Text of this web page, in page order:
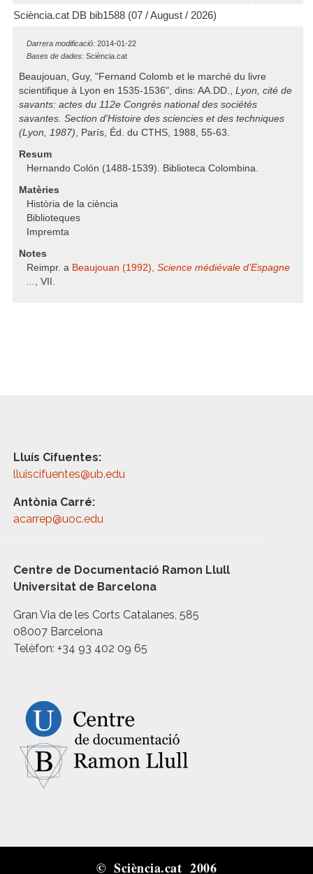
Sciència.cat DB bib1588 (07 / August / 2026)
Darrera modificació: 2014-01-22
Bases de dades: Sciència.cat
Beaujouan, Guy, "Fernand Colomb et le marché du livre
scientifique à Lyon en 1535-1536", dins: AA.DD., Lyon, cité de
savants: actes du 112e Congrès national des sociétés
savantes. Section d'Histoire des sciencies et des techniques
(Lyon, 1987), París, Éd. du CTHS, 1988, 55-63.
Resum
Hernando Colón (1488-1539). Biblioteca Colombina.
Matèries
Història de la ciència
Biblioteques
Impremta
Notes
Reimpr. a Beaujouan (1992), Science médiévale d’Espagne
... , VII.
Lluís Cifuentes:
lluiscifuentes@ub.edu
Antònia Carré:
acarrep@uoc.edu
Centre de Documentació Ramon Llull
Universitat de Barcelona
Gran Via de les Corts Catalanes, 585
08007 Barcelona
Telèfon: +34 93 402 09 65
© Sciència.cat 2006